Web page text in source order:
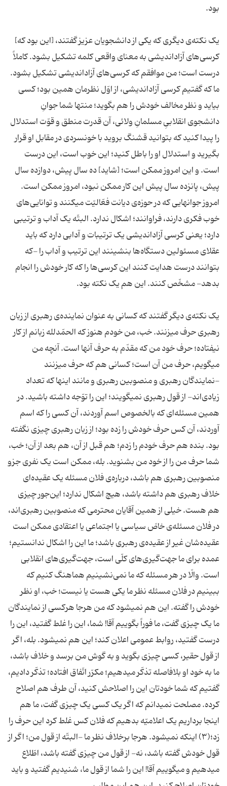
بود.
یک نکته‌ی دیگری که یکی از دانشجویان عزیز گفتند، [این بود که]
کرسی‌های آزاداندیشی به معنای واقعی کلمه تشکیل بشود. کاملاً
درست است؛ من موافقم که کرسی‌های آزاداندیشی تشکیل بشود.
ما که گفتیم کرسی آزاداندیشی، از اوّل نظرمان همین بود؛ کسی
بیاید و نظر مخالف خودش را هم بگوید؛ منتها شما جوانِ
دانشجوی انقلابیِ مسلمانِ ولائی، آن قدرت منطق و قوّت استدلال
را پیدا کنید که بتوانید قشنگ بروید با خونسردی در مقابل او قرار
بگیرید و استدلال او را باطل کنید؛ این خوب است، این درست
است. و این امروز ممکن است؛ [شاید] ده سال پیش، دوازده سال
پیش، پانزده سال پیش این کار ممکن نبود، امروز ممکن است.
امروز جوانهایی که در حوزه‌ی دیانت فعّالیّت میکنند و توانایی‌های
خوب فکری دارند، فراوانند؛ اشکال ندارد. البتّه یک آداب و ترتیبی
دارد؛ یعنی کرسی آزاداندیشی یک ترتیبات و آدابی دارد که باید
عقلای مسئولین دستگاه‌ها بنشینند این ترتیب و آداب را -که
بتوانند درست هدایت کنند این کرسی‌ها را که کار خودش را انجام
بدهد- مشخّص کنند. این هم یک نکته بود.
یک نکته‌ی دیگر گفتند که کسانی به عنوان نماینده‌ی رهبری از زبان
رهبری حرف میزنند. خب، من خودم هنوز که الحمّدلله زبانم از کار
نیفتاده؛ حرف خود من که مقدّم به حرف آنها است. آنچه من
میگویم، حرف من آن است؛ کسانی هم که حرف میزنند
-نمایندگان رهبری و منصوبین رهبری و مانند اینها که تعداد
زیادی‌اند- از قول رهبری نمیگویند؛ این را توّجه داشته باشید. در
همین مسئله‌ای که بالخصوص اسم آوردند، آن کسی را که اسم
آوردند، آن کس حرف خودش را زده بود؛ از زبان رهبری چیزی نگفته
بود. بنده هم حرف خودم را زدم؛ هم قبل از آن، هم بعد از آن؛ خب،
شما حرف من را از خود من بشنوید. بله، ممکن است یک نفری جزو
منصوبین رهبری هم باشد، درباره‌ی فلان مسئله یک عقیده‌ای
خلاف رهبری هم داشته باشد، هیچ اشکال ندارد؛ این‌جور چیزی
هم هست. خیلی از همین آقایان محترمی که منصوبین رهبری‌اند،
در فلان مسئله‌ی خاصّ سیاسی یا اجتماعی یا اعتقادی ممکن است
عقیده‌شان غیر از عقیده‌ی رهبری باشد؛ ما این را اشکال ندانستیم؛
عمده برای ما جهت‌گیری‌های کلّی است، جهت‌گیری‌های انقلابی
است. والّا در هر مسئله که ما نمی‌نشینیم هماهنگ کنیم که
ببینیم در فلان مسئله نظر ما یکی هست یا نیست؛ خب، او نظر
خودش را گفته. این هم نمیشود که من هرجا هرکسی از نمایندگان
ما یک چیزی گفت، ما فوراً بگوییم آقا! شما، این را غلط گفتید، این را
درست گفتید، روابط عمومی اعلان کند؛ این هم نمیشود. بله، اگر
از قول حقیر، کسی چیزی بگوید و به گوش من برسد و خلاف باشد،
ما به خود او بلافاصله تذکّر میدهیم؛ مکرّر اتّفاق افتاده؛ تذکّر دادیم،
گفتیم که شما خودتان این را اصلاحش کنید، آن طرف هم اصلاح
کرده. مصلحت نمیدانم که اگر یک کسی یک چیزی گفت، ما هم
اینجا برداریم یک اعلامیّه بدهیم که فلان کس غلط کرد این حرف را
زد؛(۳) اینکه نمیشود. هرجا برخلاف نظر ما -البتّه از قول من؛ اگر از
قول خودش گفته باشد، نه- از قول من چیزی گفته باشد، اطّلاع
میدهیم و میگوییم آقا! این را شما از قول ما، شنیدیم گفتید و باید